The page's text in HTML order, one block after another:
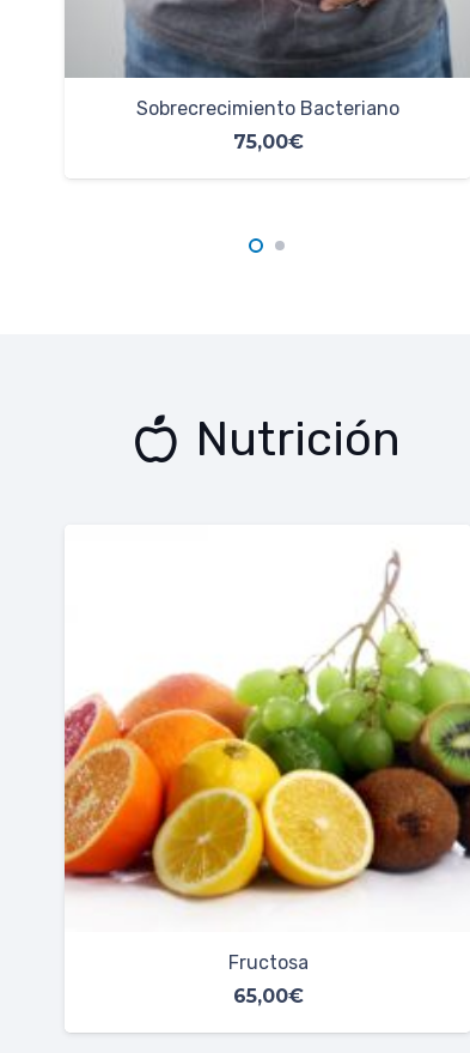
Permeabilidad Intestinal
140,00€
Nutrición
Sorbitol
65,00€